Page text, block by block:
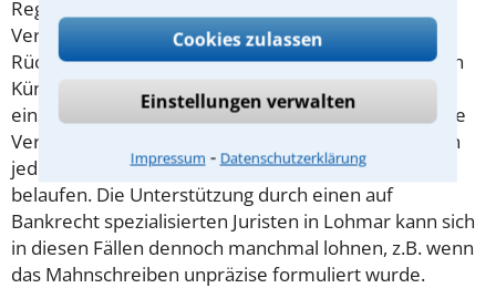
Cookies zulassen
Einstellungen verwalten
Impressum ⁃ Datenschutzerklärung
Regel bereits die drohende Verschlechterung der
Vermögensverhältnisse - sofern dadurch die
Rückzahlung gefährdet wird. Zudem hat die Bank ein
Kündigungsrecht, wenn der Kunde die Zahlungen
einstellt. Zum Schutz des Verbrauchers muss sich die
Verzugssumme bei Verbraucherdarlehensverträgen
jedoch über 2 Raten auf mind. 5% des Nennbetrags
belaufen. Die Unterstützung durch einen auf
Bankrecht spezialisierten Juristen in Lohmar kann sich
in diesen Fällen dennoch manchmal lohnen, z.B. wenn
das Mahnschreiben unpräzise formuliert wurde.